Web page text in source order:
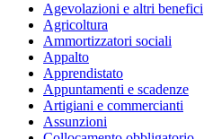
Agevolazioni e altri benefici
Agricoltura
Ammortizzatori sociali
Appalto
Apprendistato
Appuntamenti e scadenze
Artigiani e commercianti
Assunzioni